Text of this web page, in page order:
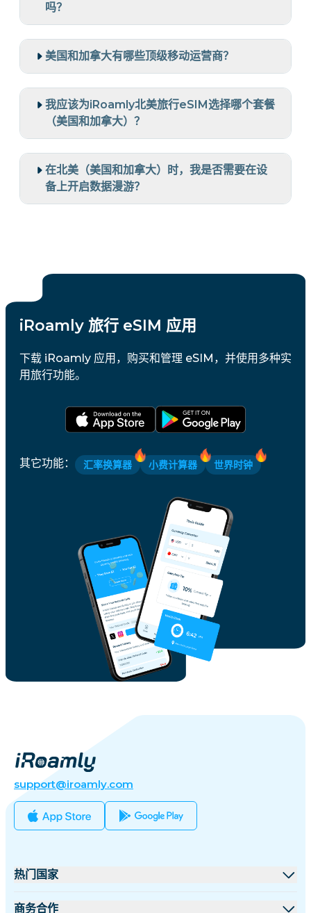
吗？
美国和加拿大有哪些顶级移动运营商？
我应该为iRoamly北美旅行eSIM选择哪个套餐
（美国和加拿大）？
在北美（美国和加拿大）时，我是否需要在设
备上开启数据漫游？
iRoamly 旅行 eSIM 应用
下载 iRoamly 应用，购买和管理 eSIM，并使用多种实
用旅行功能。
其它功能： 汇率换算器 小费计算器 世界时钟
support@iroamly.com
热门国家
美国
商务合作